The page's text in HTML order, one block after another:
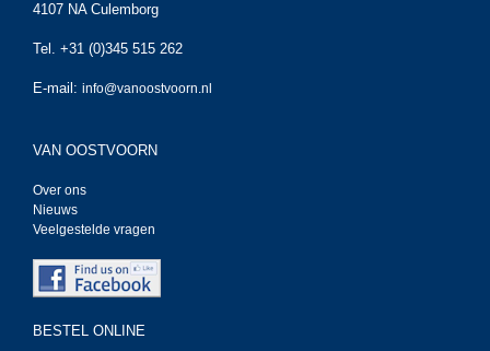
4107 NA Culemborg
Tel. +31 (0)345 515 262
E-mail: info@vanoostvoorn.nl
VAN OOSTVOORN
Over ons
Nieuws
Veelgestelde vragen
BESTEL ONLINE